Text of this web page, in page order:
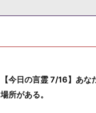
【今日の言霊 7/16】あな
場所がある。